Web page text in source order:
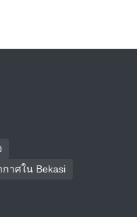
าศใน Bekasi